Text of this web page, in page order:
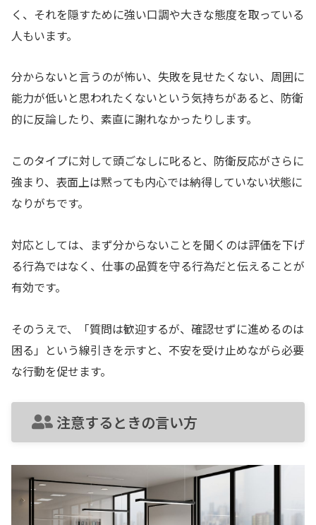
く、それを隠すために強い口調や大きな態度を取っている
人もいます。
分からないと言うのが怖い、失敗を見せたくない、周囲に
能力が低いと思われたくないという気持ちがあると、防衛
的に反論したり、素直に謝れなかったりします。
このタイプに対して頭ごなしに叱ると、防衛反応がさらに
強まり、表面上は黙っても内心では納得していない状態に
なりがちです。
対応としては、まず分からないことを聞くのは評価を下げ
る行為ではなく、仕事の品質を守る行為だと伝えることが
有効です。
そのうえで、「質問は歓迎するが、確認せずに進めるのは
困る」という線引きを示すと、不安を受け止めながら必要
な行動を促せます。
注意するときの言い方